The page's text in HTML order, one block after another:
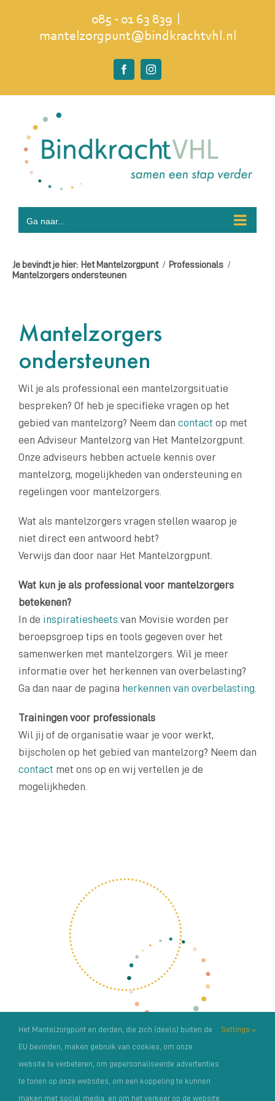
085 - 01 63 839
mantelzorgpunt@bindkrachtvhl.nl
FacebookInstagram
Ga naar...
Je bevindt je hier: Het Mantelzorgpunt
Professionals
Mantelzorgers ondersteunen
Mantelzorgers
ondersteunen
Wil je als professional een mantelzorgsituatie
bespreken? Of heb je specifieke vragen op het
gebied van mantelzorg? Neem dan contact op met
een Adviseur Mantelzorg van Het Mantelzorgpunt.
Onze adviseurs hebben actuele kennis over
mantelzorg, mogelijkheden van ondersteuning en
regelingen voor mantelzorgers.
Wat als mantelzorgers vragen stellen waarop je
niet direct een antwoord hebt?
Verwijs dan door naar Het Mantelzorgpunt.
Wat kun je als professional voor mantelzorgers
betekenen?
In de inspiratiesheets van Movisie worden per
beroepsgroep tips en tools gegeven over het
samenwerken met mantelzorgers. Wil je meer
informatie over het herkennen van overbelasting?
Ga dan naar de pagina herkennen van overbelasting
Trainingen voor professionals
Wil jij of de organisatie waar je voor werkt,
bijscholen op het gebied van mantelzorg? Neem dan
contact met ons op en wij vertellen je de
mogelijkheden.
Het Mantelzorgpunt en derden, die zich (deels) buiten de
EU bevinden, maken gebruik van cookies, om onze
website te verbeteren, om gepersonaliseerde advertenties
te tonen op onze websites, om een koppeling te kunnen
maken met social media, en om het verkeer op de website
Settings